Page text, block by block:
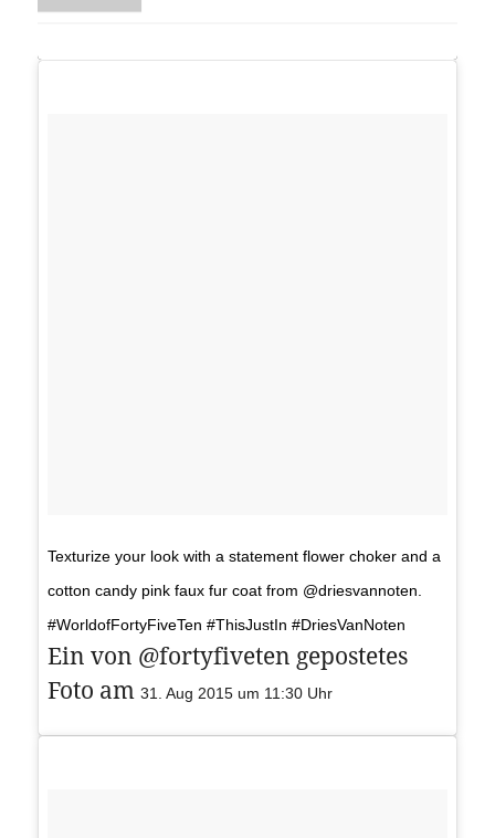
Texturize your look with a statement flower choker and a
cotton candy pink faux fur coat from @driesvannoten.
#WorldofFortyFiveTen #ThisJustIn #DriesVanNoten
Ein von @fortyfiveten gepostetes
Foto am 31. Aug 2015 um 11:30 Uhr